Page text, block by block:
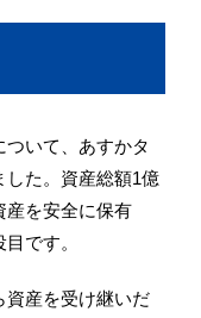
いて、あすかタ
した。資産総額1億
産を安全に保有
です。
資産を受け継いだ